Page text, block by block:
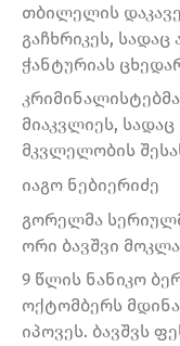
თბილელის
გაჩხრიკეს,
ჭანტურიას
მიაკვლიეს,
მკვლელობის
იაგო ნებიერიძე
გორელმა
ორი ბავშვი
9 წლის ნანიკო
ოქტომბერს
იპოვეს. ბავშვს